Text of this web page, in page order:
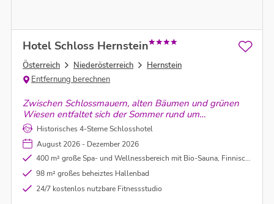
Hotel Schloss Hernstein
Österreich Niederösterreich
Hernstein
Entfernung berechnen
Zwischen Schlossmauern, alten Bäumen und grünen
Wiesen entfaltet sich der Sommer rund um
Schlosshotel Hernstein. Ein Ort für ruhige Auszeiten im
Herzen des Wienerwald.
Historisches 4-Sterne Schlosshotel
August 2026 - Dezember 2026
400 m² große Spa- und Wellnessbereich mit Bio-Sauna, Finnischer Sauna, Dampfbad und Ruhebereich
98 m² großes beheiztes Hallenbad
24/7 kostenlos nutzbare Fitnessstudio